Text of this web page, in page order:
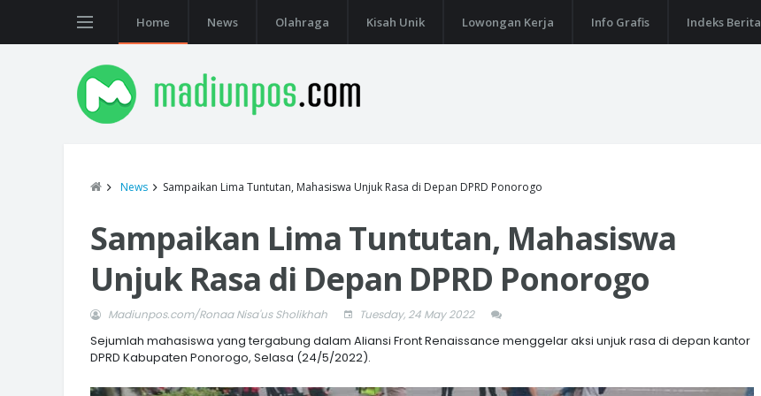
Home News Olahraga Kisah Unik Lowongan Kerja Info Grafis Indeks Berita
News Sampaikan Lima Tuntutan, Mahasiswa Unjuk Rasa di Depan DPRD Ponorogo
Sampaikan Lima Tuntutan, Mahasiswa
Unjuk Rasa di Depan DPRD Ponorogo
Madiunpos.com/Ronaa Nisa'us Sholikhah Tuesday, 24 May 2022
Sejumlah mahasiswa yang tergabung dalam Aliansi Front Renaissance menggelar aksi unjuk rasa di depan kantor
DPRD Kabupaten Ponorogo, Selasa (24/5/2022).